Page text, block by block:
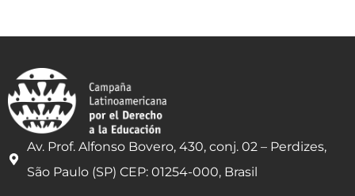
Av. Prof. Alfonso Bovero, 430, conj. 02 – Perdizes,
São Paulo (SP) CEP: 01254-000, Brasil